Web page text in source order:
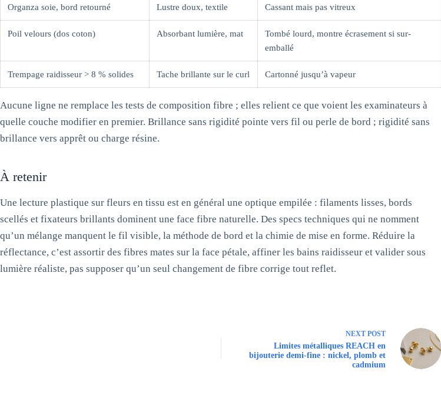
Organza soie, bord retourné Lustre doux, textile Cassant mais pas vitreux
Poil velours (dos coton) Absorbant lumière, mat
Tombé lourd, montre écrasement si sur-
emballé
Trempage raidisseur > 8 % solides Tache brillante sur le curl Cartonné jusqu’à vapeur
Aucune ligne ne remplace les tests de composition fibre ; elles relient ce que voient les examinateurs à
quelle couche modifier en premier. Brillance sans rigidité pointe vers fil ou perle de bord ; rigidité sans
brillance vers apprêt ou charge résine.
À retenir
Une lecture plastique sur fleurs en tissu est en général une optique empilée : filaments lisses, bords
scellés et fixateurs brillants dominent une face fibre naturelle. Des specs techniques qui ne nomment
qu’un mélange manquent le fil visible, la méthode de bord et la chimie de mise en forme. Réduire la
réflectance, c’est assortir des fibres mates sur la face pétale, affiner les bains raidisseur et valider sous
lumière réaliste, pas supposer qu’un seul changement de fibre corrige tout reflet.
NEXT POST
Limites métalliques REACH en
bijouterie demi-fine : nickel, plomb et
cadmium